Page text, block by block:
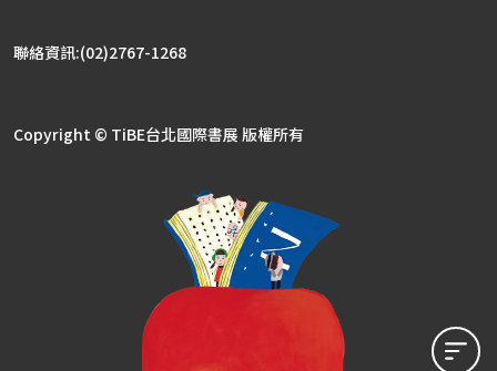
聯絡資訊:(02)2767-1268
Copyright © TiBE台北國際書展 版權所有